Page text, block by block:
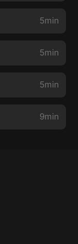
5min
5min
5min
9min